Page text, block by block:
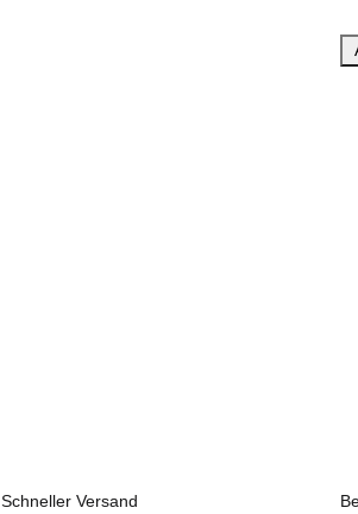
Schneller Versand